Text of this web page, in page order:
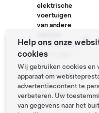
elektrische
voertuigen
van andere
Compatibele
voertuigen:
Tesla,
elektrische
voertuigen
van andere
Help ons onze
cookies
Wij gebruiken cookies en
apparaat om
advertentiecontent te
verbeteren. Uw
van gegevens naar het